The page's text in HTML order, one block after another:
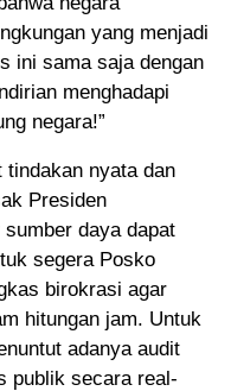
yang menjadi
ini sama saja dengan
menghadapi
negara!”
nyata dan
Presiden
daya dapat
segera Posko
birokrasi agar
hitungan jam. Untuk
adanya audit
publik secara real-